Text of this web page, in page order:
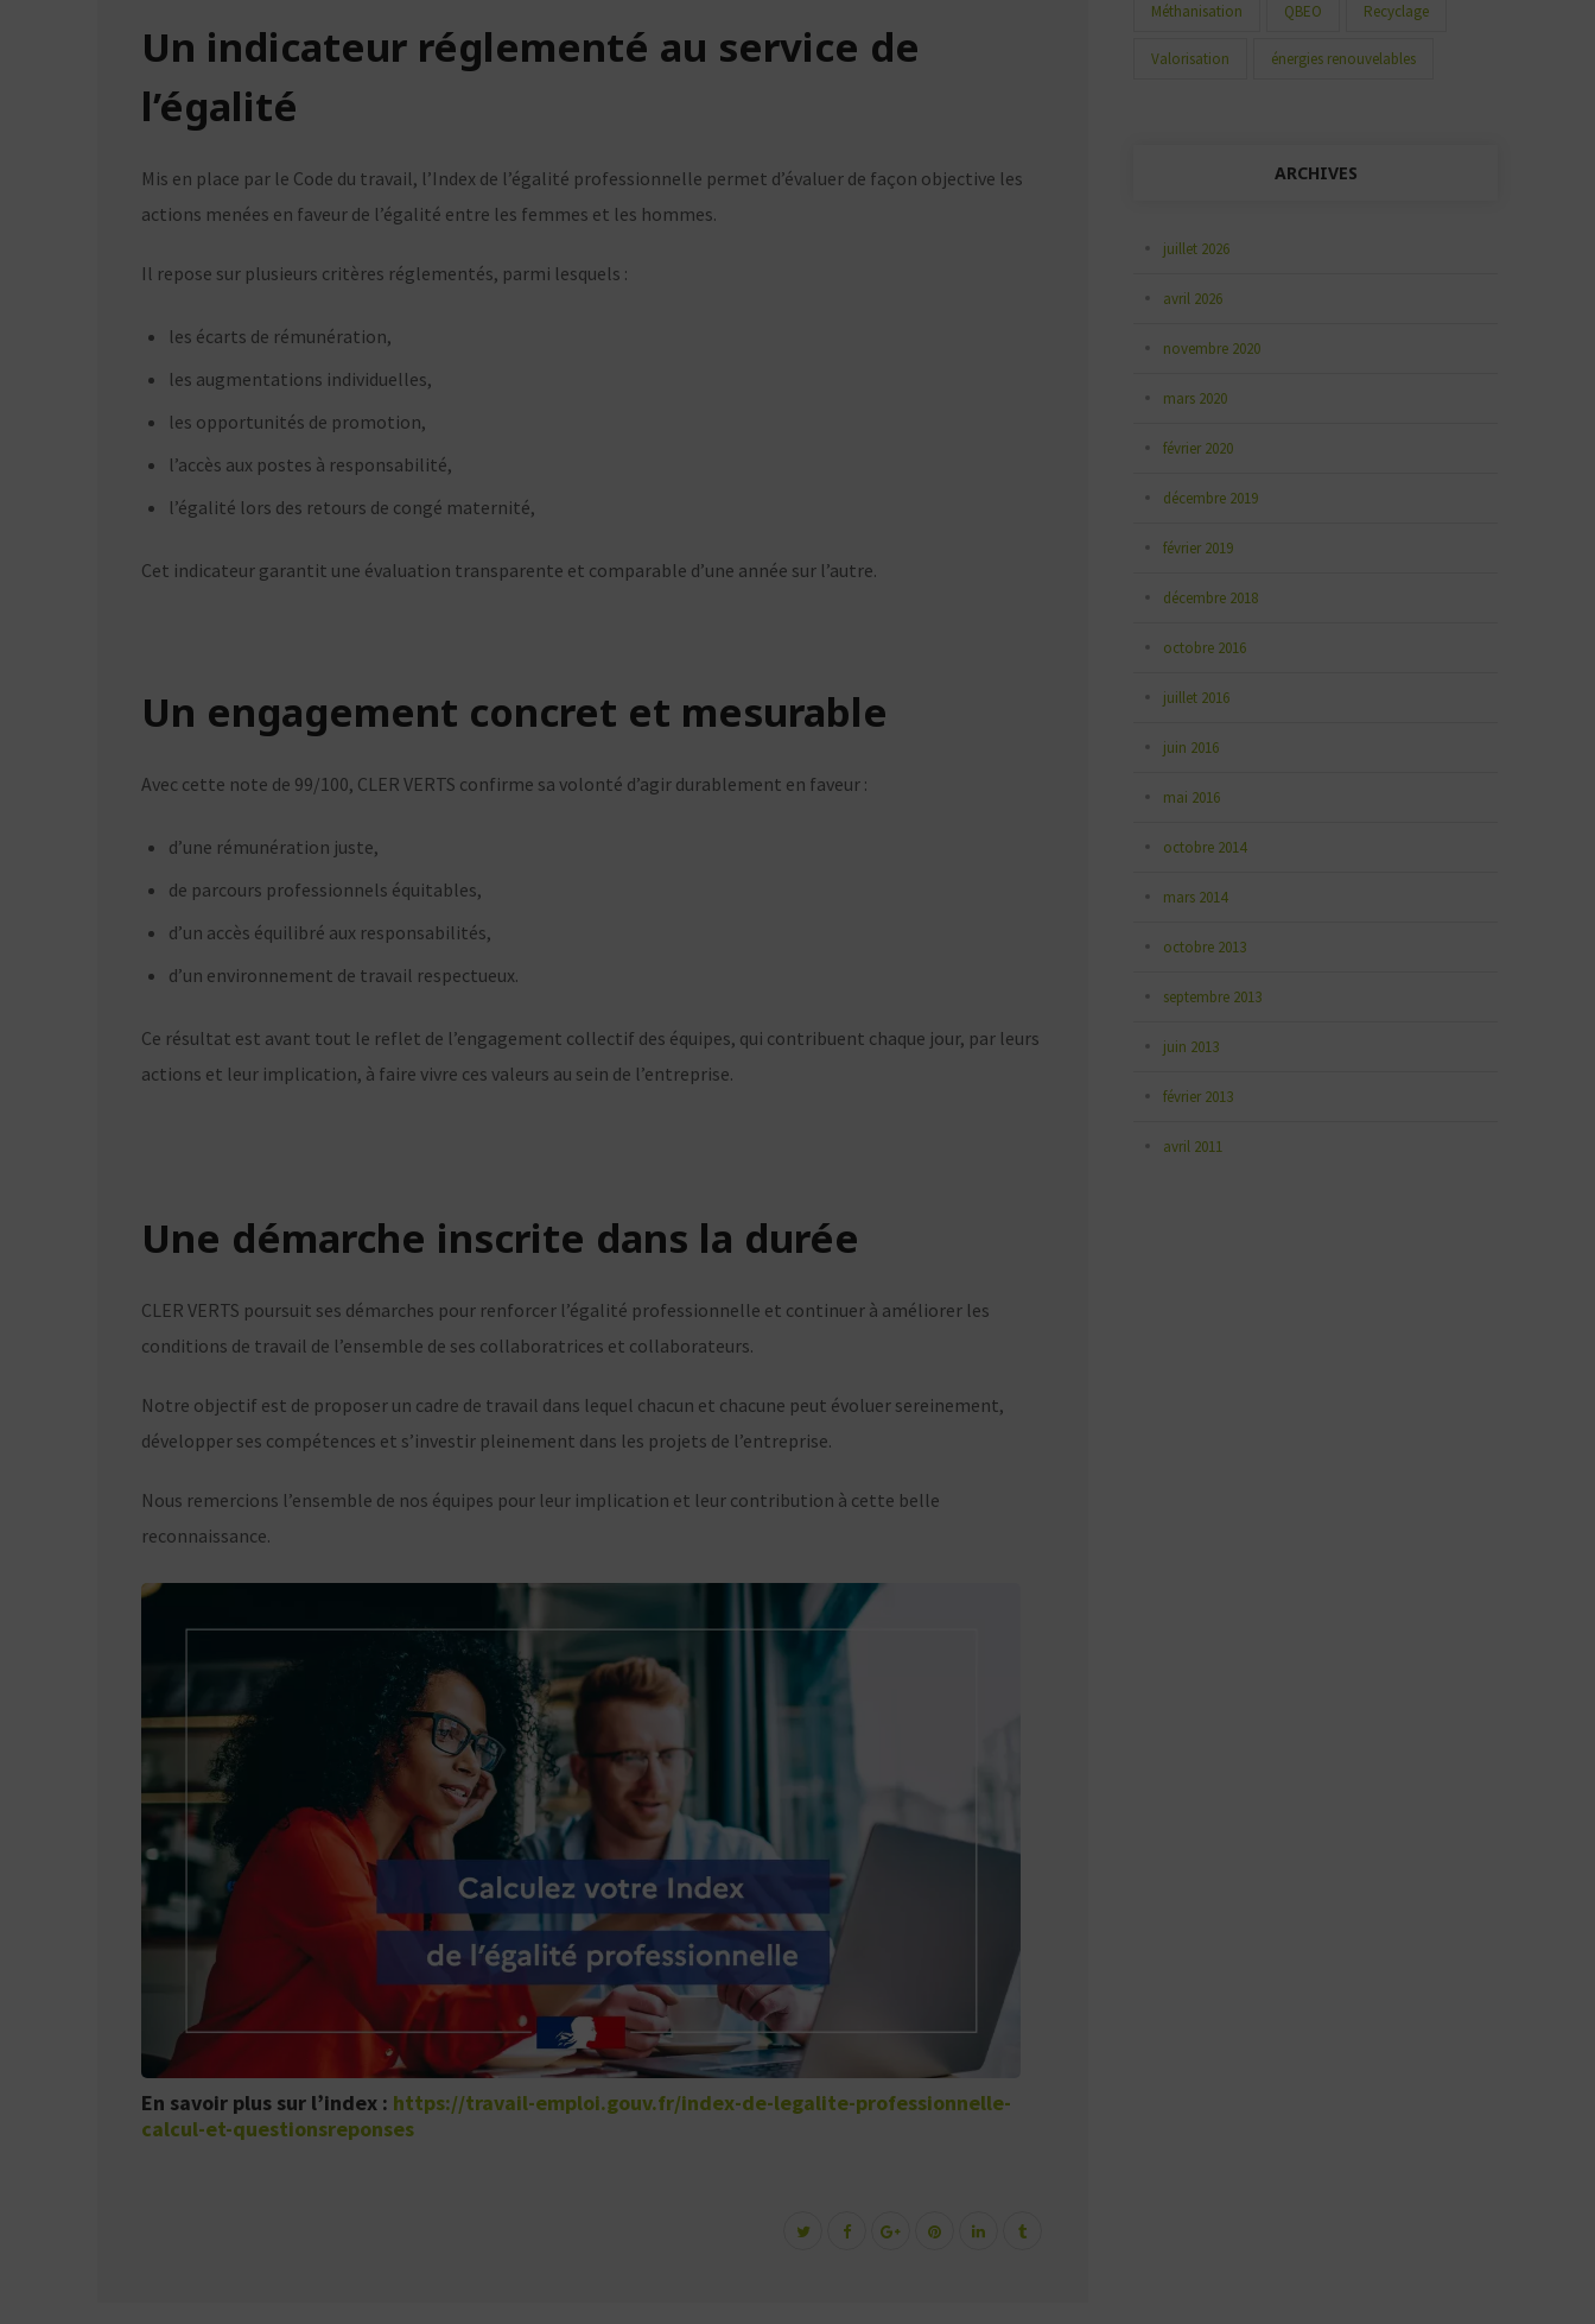
Un indicateur réglementé au service de
l’égalité
Mis en place par le Code du travail, l’Index de l’égalité professionnelle permet d’évaluer de façon objective les
actions menées en faveur de l’égalité entre les femmes et les hommes.
Il repose sur plusieurs critères réglementés, parmi lesquels :
les écarts de rémunération,
les augmentations individuelles,
les opportunités de promotion,
l’accès aux postes à responsabilité,
l’égalité lors des retours de congé maternité,
Cet indicateur garantit une évaluation transparente et comparable d’une année sur l’autre.
Un engagement concret et mesurable
Avec cette note de 99/100, CLER VERTS confirme sa volonté d’agir durablement en faveur :
d’une rémunération juste,
de parcours professionnels équitables,
d’un accès équilibré aux responsabilités,
d’un environnement de travail respectueux.
Ce résultat est avant tout le reflet de l’engagement collectif des équipes, qui contribuent chaque jour, par leurs
actions et leur implication, à faire vivre ces valeurs au sein de l’entreprise.
Une démarche inscrite dans la durée
CLER VERTS poursuit ses démarches pour renforcer l’égalité professionnelle et continuer à améliorer les
conditions de travail de l’ensemble de ses collaboratrices et collaborateurs.
Notre objectif est de proposer un cadre de travail dans lequel chacun et chacune peut évoluer sereinement,
développer ses compétences et s’investir pleinement dans les projets de l’entreprise.
Nous remercions l’ensemble de nos équipes pour leur implication et leur contribution à cette belle
reconnaissance.
En savoir plus sur l’index : https://travail-emploi.gouv.fr/index-de-legalite-professionnelle-
calcul-et-questionsreponses
Méthanisation QBEO Recyclage
Valorisation énergies renouvelables
ARCHIVES
juillet 2026
avril 2026
novembre 2020
mars 2020
février 2020
décembre 2019
février 2019
décembre 2018
octobre 2016
juillet 2016
juin 2016
mai 2016
octobre 2014
mars 2014
octobre 2013
septembre 2013
juin 2013
février 2013
avril 2011